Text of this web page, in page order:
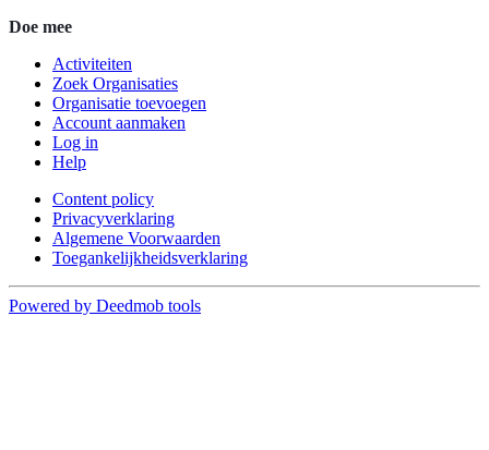
Doe mee
Activiteiten
Zoek Organisaties
Organisatie toevoegen
Account aanmaken
Log in
Help
Content policy
Privacyverklaring
Algemene Voorwaarden
Toegankelijkheidsverklaring
Powered by Deedmob tools